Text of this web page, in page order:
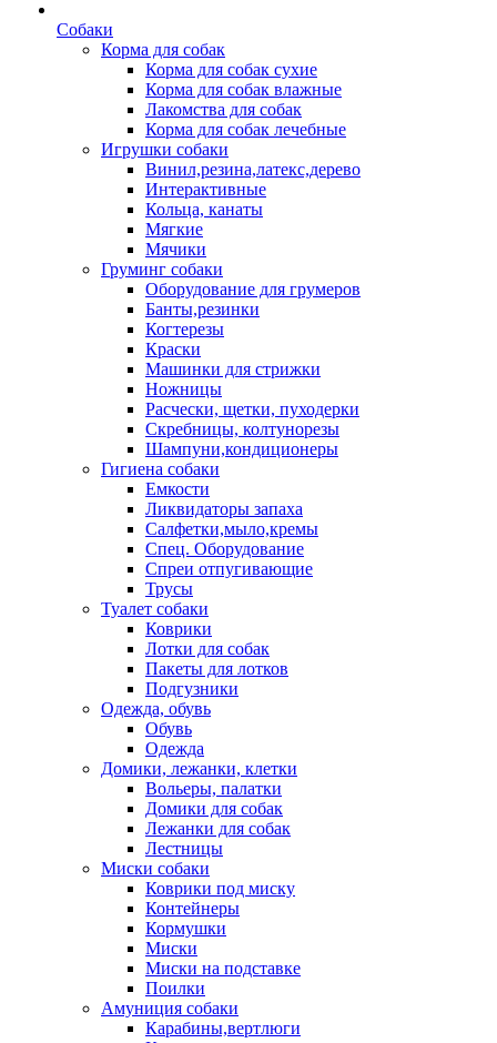
Собаки
Корма для собак
Корма для собак сухие
Корма для собак влажные
Лакомства для собак
Корма для собак лечебные
Игрушки собаки
Винил,резина,латекс,дерево
Интерактивные
Кольца, канаты
Мягкие
Мячики
Груминг собаки
Оборудование для грумеров
Банты,резинки
Когтерезы
Краски
Машинки для стрижки
Ножницы
Расчески, щетки, пуходерки
Скребницы, колтунорезы
Шампуни,кондиционеры
Гигиена собаки
Емкости
Ликвидаторы запаха
Салфетки,мыло,кремы
Спец. Оборудование
Спреи отпугивающие
Трусы
Туалет собаки
Коврики
Лотки для собак
Пакеты для лотков
Подгузники
Одежда, обувь
Обувь
Одежда
Домики, лежанки, клетки
Вольеры, палатки
Домики для собак
Лежанки для собак
Лестницы
Миски собаки
Коврики под миску
Контейнеры
Кормушки
Миски
Миски на подставке
Поилки
Амуниция собаки
Карабины,вертлюги